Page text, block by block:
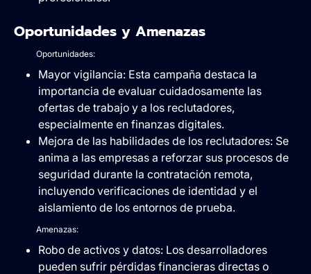
Oportunidades y Amenazas
Oportunidades:
Mayor vigilancia: Esta campaña destaca la
importancia de evaluar cuidadosamente las
ofertas de trabajo y a los reclutadores,
especialmente en finanzas digitales.
Mejora de las habilidades de los reclutadores: Se
anima a las empresas a reforzar sus procesos de
seguridad durante la contratación remota,
incluyendo verificaciones de identidad y el
aislamiento de los entornos de prueba.
Amenazas:
Robo de activos y datos: Los desarrolladores
pueden sufrir pérdidas financieras directas o